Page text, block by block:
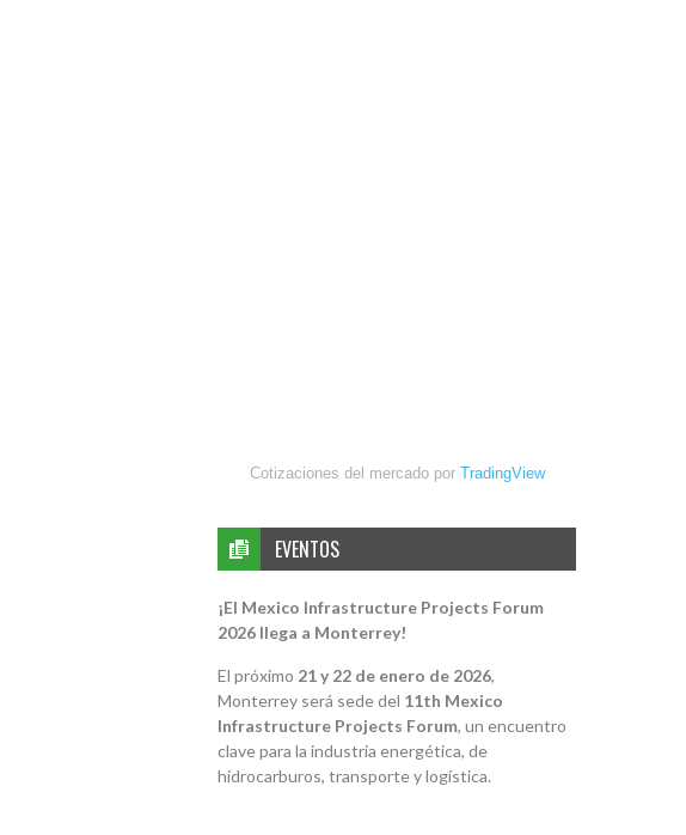
Cotizaciones del mercado por TradingView
EVENTOS
¡El Mexico Infrastructure Projects Forum
2026 llega a Monterrey!
El próximo 21 y 22 de enero de 2026,
Monterrey será sede del 11th Mexico
Infrastructure Projects Forum, un encuentro
clave para la industria energética, de
hidrocarburos, transporte y logística.